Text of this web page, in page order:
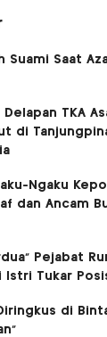
Suami Saat
TKA
di
Ngaku
dan Ancam
Pejabat
Istri Tukar
di